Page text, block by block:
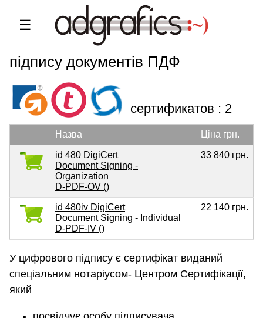
☰
PDF Adobe сертифікати для
підпису документів ПДФ
сертификатов : 2
Назва Ціна грн.
id 480 DigiCert
Document Signing -
Organization
D-PDF-OV ()
33 840 грн.
id 480iv DigiCert
Document Signing - Individual
D-PDF-IV ()
22 140 грн.
У цифрового підпису є сертифікат виданий
спеціальним нотаріусом- Центром Сертифікації,
який